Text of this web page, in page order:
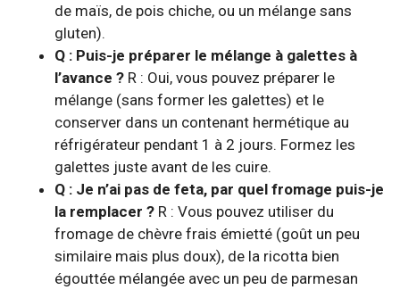
de maïs, de pois chiche, ou un mélange sans
gluten).
Q : Puis-je préparer le mélange à galettes à
l’avance ? R : Oui, vous pouvez préparer le
mélange (sans former les galettes) et le
conserver dans un contenant hermétique au
réfrigérateur pendant 1 à 2 jours. Formez les
galettes juste avant de les cuire.
Q : Je n’ai pas de feta, par quel fromage puis-je
la remplacer ? R : Vous pouvez utiliser du
fromage de chèvre frais émietté (goût un peu
similaire mais plus doux), de la ricotta bien
égouttée mélangée avec un peu de parmesan